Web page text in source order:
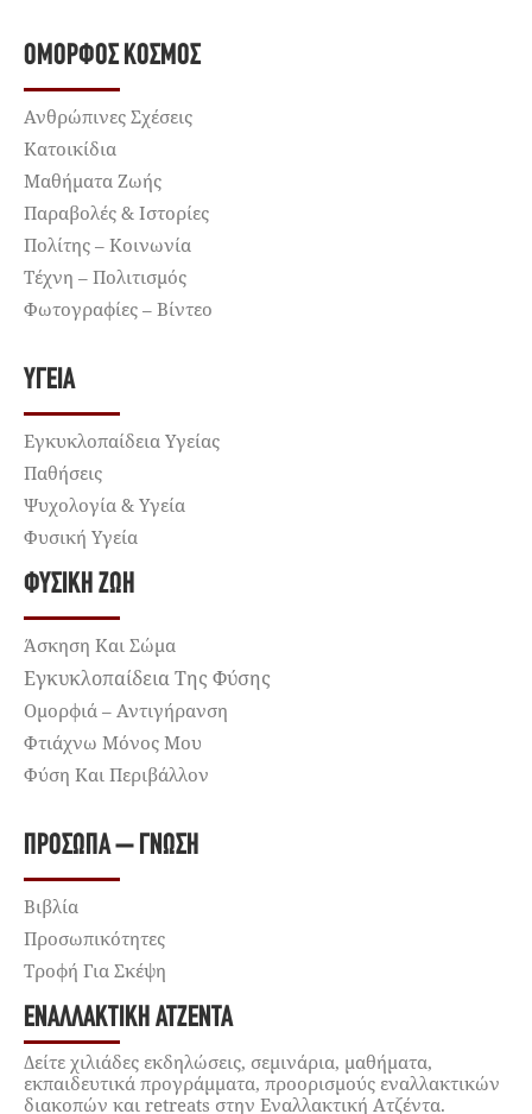
ΌΜΟΡΦΟΣ ΚΌΣΜΟΣ
Ανθρώπινες Σχέσεις
Κατοικίδια
Μαθήματα Ζωής
Παραβολές & Ιστορίες
Πολίτης – Κοινωνία
Τέχνη – Πολιτισμός
Φωτογραφίες – Βίντεο
ΥΓΕΊΑ
Εγκυκλοπαίδεια Υγείας
Παθήσεις
Ψυχολογία & Υγεία
Φυσική Υγεία
ΦΥΣΙΚΉ ΖΩΉ
Άσκηση Και Σώμα
Εγκυκλοπαίδεια Της Φύσης
Ομορφιά – Αντιγήρανση
Φτιάχνω Μόνος Μου
Φύση Και Περιβάλλον
ΠΡΌΣΩΠΑ – ΓΝΏΣΗ
Βιβλία
Προσωπικότητες
Τροφή Για Σκέψη
ΕΝΑΛΛΑΚΤΙΚΉ ΑΤΖΈΝΤΑ
Δείτε χιλιάδες εκδηλώσεις, σεμινάρια, μαθήματα,
εκπαιδευτικά προγράμματα, προορισμούς εναλλακτικών
διακοπών και retreats στην Εναλλακτική Ατζέντα.